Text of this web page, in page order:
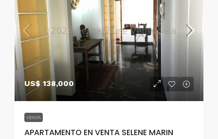
US$ 138,000
VENTA
APARTAMENTO EN VENTA SELENE MARIN